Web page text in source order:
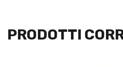
PRODOTTI